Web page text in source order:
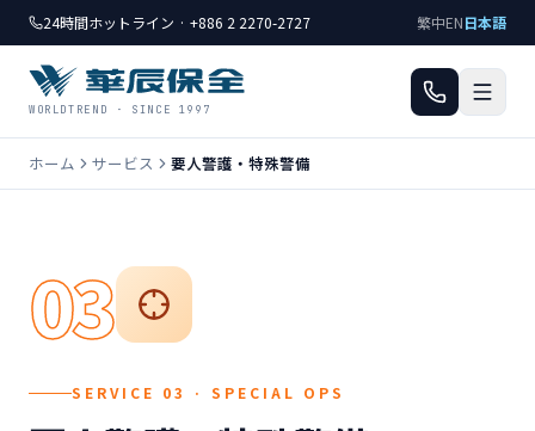
24時間ホットライン · +886 2 2270-2727 繁中EN日本語
WORLDTREND · SINCE 1997
ホーム サービス 要人警護・特殊警備
03
SERVICE 03 · SPECIAL OPS